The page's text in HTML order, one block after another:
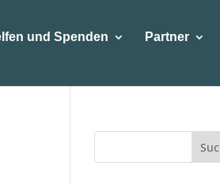
und Spenden Partner